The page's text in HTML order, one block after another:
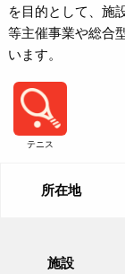
を目的として、施
等主催事業や総合
います。
テニス
所在地
施設